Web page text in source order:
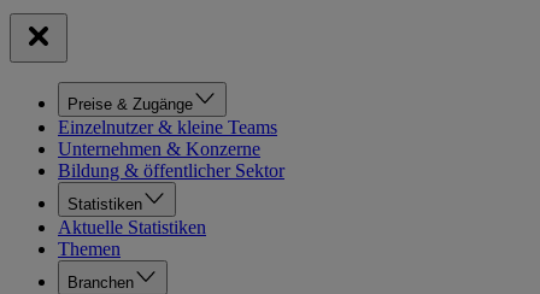
Preise & Zugänge
Einzelnutzer & kleine Teams
Unternehmen & Konzerne
Bildung & öffentlicher Sektor
Statistiken
Aktuelle Statistiken
Themen
Branchen